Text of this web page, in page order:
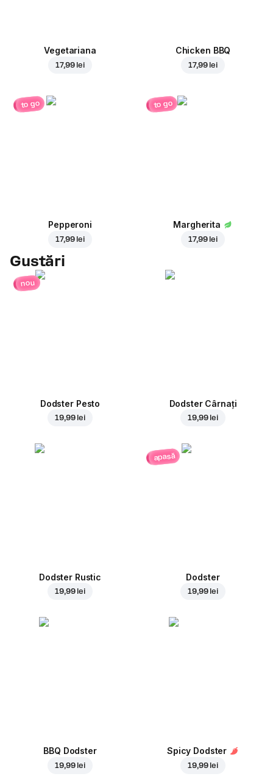
Vegetariana
17,99 lei
Chicken BBQ
17,99 lei
to go
Pepperoni
17,99 lei
to go
Margherita
17,99 lei
Gustări
nou
Dodster Pesto
19,99 lei
Dodster Cârnați
19,99 lei
Dodster Rustic
19,99 lei
apasă
Dodster
19,99 lei
BBQ Dodster
19,99 lei
Spicy Dodster
19,99 lei